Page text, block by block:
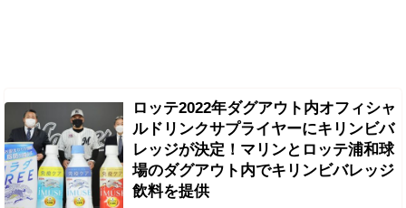
ロッテ2022年ダグアウト内オフィシャ
ルドリンクサプライヤーにキリンビバ
レッジが決定！マリンとロッテ浦和球
場のダグアウト内でキリンビバレッジ
飲料を提供